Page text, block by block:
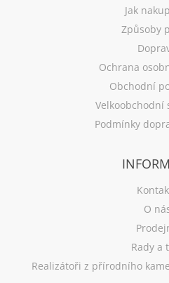
Jak
Způsoby
Ochrana
Obchodní
Velkoobchodní
Podmínky
O
Rady a
Realizátoři z přírodního